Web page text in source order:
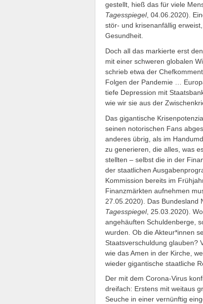
gestellt, hieß das für viele
Tagesspiegel, 04.06.2020).
stör- und krisenanfällig
Gesundheit.
Doch all das markierte erst
mit einer schweren globalen
schrieb etwa der
Folgen der Pandemie …
tiefe Depression mit
wie wir sie aus der
Das gigantische
seinen notorischen Fans
anderes übrig, als im
zu generieren, die alles, was
stellten – selbst die in der
der staatlichen
Kommission bereits im
Finanzmärkten aufnehmen
27.05.2020). Das Bundesland
Tagesspiegel, 25.03.2020).
angehäuften Schuldenberge,
wurden. Ob die Akteur*innen
Staatsverschuldung glauben?
wie das Amen in der Kirche,
wieder gigantische staatliche
Der mit dem Corona-Virus
dreifach: Erstens mit weitaus
Seuche in einer vernünftig